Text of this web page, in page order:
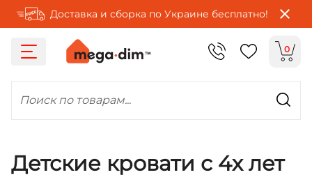
Доставка и сборка по Украине бесплатно!
0
Поиск по товарам...
Детские кровати с 4х лет